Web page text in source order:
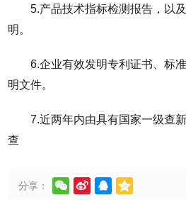
5.产品技术指标检测报告，以
明。
6.企业有效发明专利证书、标
明文件。
7.近两年内由具有国家一级查
查
分享：    